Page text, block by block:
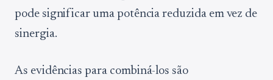
pode significar uma potência reduzida em vez de
sinergia.
As evidências para combiná-los são